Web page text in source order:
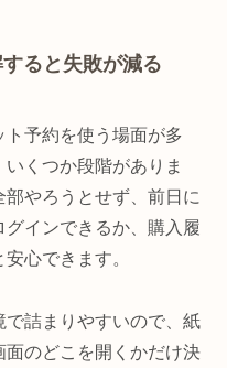
ると失敗が減る
予約を使う場面が多
くつか段階がありま
やろうとせず、前日に
インできるか、購入履
心できます。
詰まりやすいので、紙
のどこを開くかだけ決